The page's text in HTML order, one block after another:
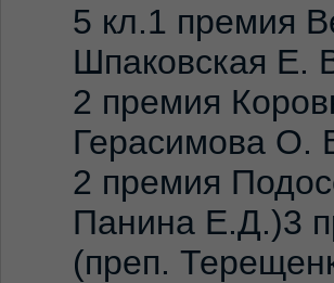
5 кл.1 премия
Шпаковская Е.
2 премия
Герасимова О.
2 премия
Панина Е.Д.)3
(преп.